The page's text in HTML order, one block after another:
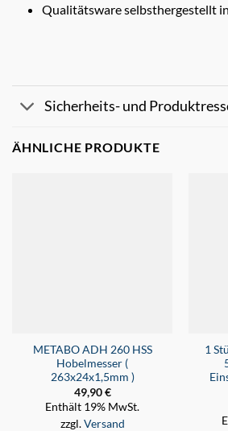
Qualitätsware selbsthergestellt
Sicherheits- und
ÄHNLICHE PRODUKTE
METABO ADH 260 HSS
Hobelmesser (
263x24x1,5mm )
49,90€
Enthält 19% MwSt.
zzgl.Versand
1